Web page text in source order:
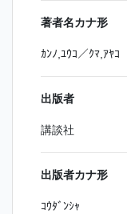
著者名カナ形
ｶﾝﾉ,ﾕｳｺ／ｸﾏ,ｱﾔｺ
出版者
講談社
出版者カナ形
ｺｳﾀﾞﾝｼｬ